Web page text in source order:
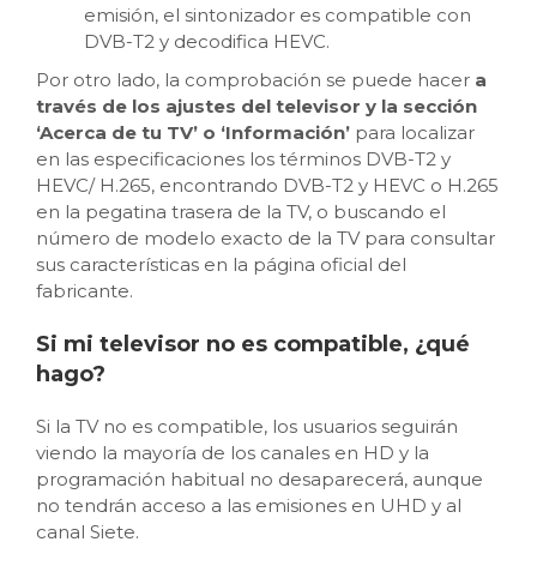
emisión, el sintonizador es compatible con
DVB-T2 y decodifica HEVC.
Por otro lado, la comprobación se puede hacer a
través de los ajustes del televisor y la sección
‘Acerca de tu TV’ o ‘Información’ para localizar
en las especificaciones los términos DVB-T2 y
HEVC/ H.265, encontrando DVB-T2 y HEVC o H.265
en la pegatina trasera de la TV, o buscando el
número de modelo exacto de la TV para consultar
sus características en la página oficial del
fabricante.
Si mi televisor no es compatible, ¿qué
hago?
Si la TV no es compatible, los usuarios seguirán
viendo la mayoría de los canales en HD y la
programación habitual no desaparecerá, aunque
no tendrán acceso a las emisiones en UHD y al
canal Siete.